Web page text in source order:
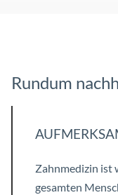
Rundum
Zahnmedizin ist
gesamten